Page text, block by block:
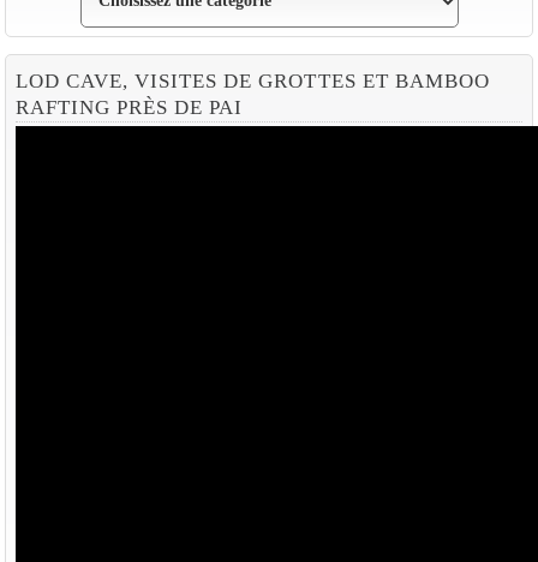
LOD CAVE, VISITES DE GROTTES ET BAMBOO
RAFTING PRÈS DE PAI